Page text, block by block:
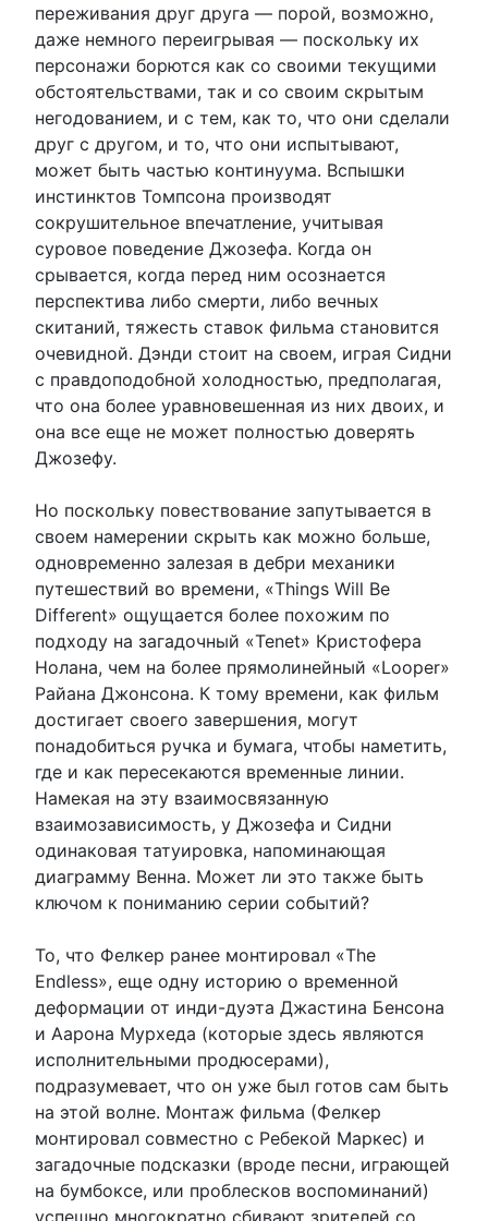
переживания друг друга — порой, возможно,
даже немного переигрывая — поскольку их
персонажи борются как со своими текущими
обстоятельствами, так и со своим скрытым
негодованием, и с тем, как то, что они сделали
друг с другом, и то, что они испытывают,
может быть частью континуума. Вспышки
инстинктов Томпсона производят
сокрушительное впечатление, учитывая
суровое поведение Джозефа. Когда он
срывается, когда перед ним осознается
перспектива либо смерти, либо вечных
скитаний, тяжесть ставок фильма становится
очевидной. Дэнди стоит на своем, играя Сидни
с правдоподобной холодностью, предполагая,
что она более уравновешенная из них двоих, и
она все еще не может полностью доверять
Джозефу.
Но поскольку повествование запутывается в
своем намерении скрыть как можно больше,
одновременно залезая в дебри механики
путешествий во времени, «Things Will Be
Different» ощущается более похожим по
подходу на загадочный «Tenet» Кристофера
Нолана, чем на более прямолинейный «Looper»
Райана Джонсона. К тому времени, как фильм
достигает своего завершения, могут
понадобиться ручка и бумага, чтобы наметить,
где и как пересекаются временные линии.
Намекая на эту взаимосвязанную
взаимозависимость, у Джозефа и Сидни
одинаковая татуировка, напоминающая
диаграмму Венна. Может ли это также быть
ключом к пониманию серии событий?
То, что Фелкер ранее монтировал «The
Endless», еще одну историю о временной
деформации от инди-дуэта Джастина Бенсона
и Аарона Мурхеда (которые здесь являются
исполнительными продюсерами),
подразумевает, что он уже был готов сам быть
на этой волне. Монтаж фильма (Фелкер
монтировал совместно с Ребекой Маркес) и
загадочные подсказки (вроде песни, играющей
на бумбоксе, или проблесков воспоминаний)
успешно многократно сбивают зрителей со